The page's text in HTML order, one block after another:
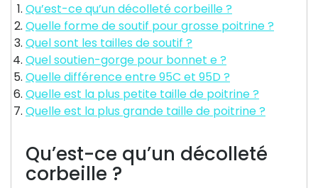
Qu’est-ce qu’un décolleté corbeille ?
Quelle forme de soutif pour grosse poitrine ?
Quel sont les tailles de soutif ?
Quel soutien-gorge pour bonnet e ?
Quelle différence entre 95C et 95D ?
Quelle est la plus petite taille de poitrine ?
Quelle est la plus grande taille de poitrine ?
Qu’est-ce qu’un décolleté
corbeille ?